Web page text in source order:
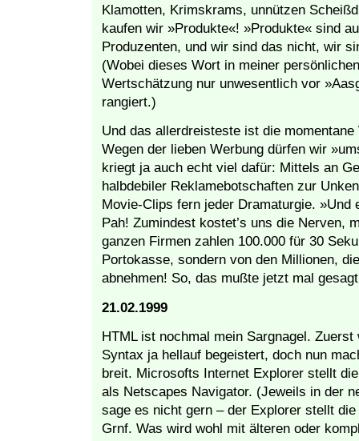
Klamotten, Krimskrams, unnützen
kaufen wir »Produkte«! »Produkte« sind
Produzenten, und wir sind das nicht, wir
(Wobei dieses Wort in meiner
Wertschätzung nur unwesentlich vor
rangiert.)
Und das allerdreisteste ist die
Wegen der lieben Werbung dürfen wir
kriegt ja auch echt viel dafür: Mittels an
halbdebiler Reklamebotschaften zur
Movie-Clips fern jeder Dramaturgie. »Und
Pah! Zumindest kostet’s uns die Nerven,
ganzen Firmen zahlen 100.000 für 30
Portokasse, sondern von den Millionen,
abnehmen! So, das mußte jetzt mal
21.02.1999
HTML ist nochmal mein Sargnagel.
Syntax ja hellauf begeistert, doch nun
breit. Microsofts Internet Explorer stellt
als Netscapes Navigator. (Jeweils in der
sage es nicht gern – der Explorer stellt
Grnf. Was wird wohl mit älteren oder